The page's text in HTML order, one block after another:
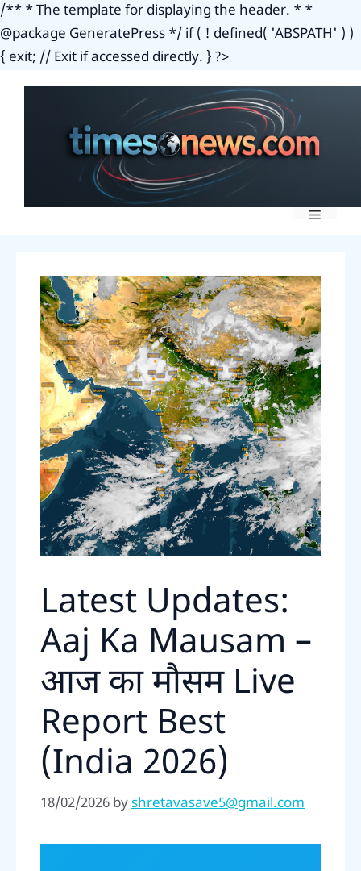
/** * The template for displaying the header. * *
@package GeneratePress */ if ( ! defined( 'ABSPATH' ) )
{ exit; // Exit if accessed directly. } ?>Skip
content
Latest Updates:
Aaj Ka Mausam –
आज का मौसम Live
Report Best
(India 2026)
18/02/2026 byshretavasave5@gmail.com